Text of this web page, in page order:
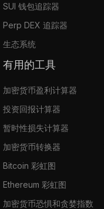
SUI 钱包追踪器
Perp DEX 追踪器
生态系统
有用的工具
加密货币盈利计算器
投资回报计算器
暂时性损失计算器
加密货币转换器
Bitcoin 彩虹图
Ethereum 彩虹图
加密货币恐惧和贪婪指数